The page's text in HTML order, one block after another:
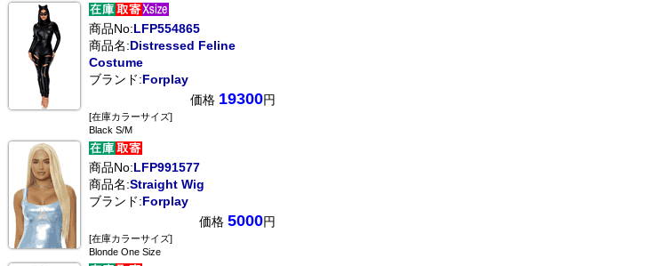
商品No:LFP554865
商品名:Distressed Feline
Costume
ブランド:Forplay
価格 19300円
[在庫カラーサイズ]
Black S/M
商品No:LFP991577
商品名:Straight Wig
ブランド:Forplay
価格 5000円
[在庫カラーサイズ]
Blonde One Size